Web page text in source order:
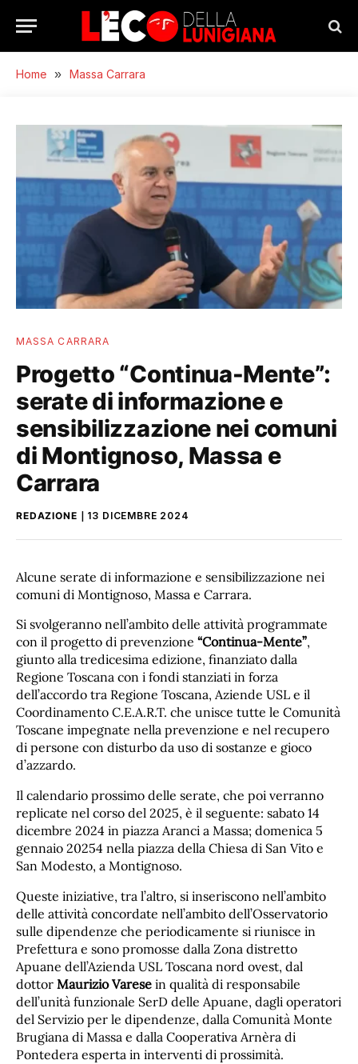
Home » Massa Carrara
MASSA CARRARA
Progetto “Continua-Mente”:
serate di informazione e
sensibilizzazione nei comuni
di Montignoso, Massa e
Carrara
REDAZIONE 13 DICEMBRE 2024
Alcune serate di informazione e sensibilizzazione nei
comuni di Montignoso, Massa e Carrara.
Si svolgeranno nell’ambito delle attività programmate
con il progetto di prevenzione “Continua-Mente”,
giunto alla tredicesima edizione, finanziato dalla
Regione Toscana con i fondi stanziati in forza
dell’accordo tra Regione Toscana, Aziende USL e il
Coordinamento C.E.A.R.T. che unisce tutte le Comunità
Toscane impegnate nella prevenzione e nel recupero
di persone con disturbo da uso di sostanze e gioco
d’azzardo.
Il calendario prossimo delle serate, che poi verranno
replicate nel corso del 2025, è il seguente: sabato 14
dicembre 2024 in piazza Aranci a Massa; domenica 5
gennaio 20254 nella piazza della Chiesa di San Vito e
San Modesto, a Montignoso.
Queste iniziative, tra l’altro, si inseriscono nell’ambito
delle attività concordate nell’ambito dell’Osservatorio
sulle dipendenze che periodicamente si riunisce in
Prefettura e sono promosse dalla Zona distretto
Apuane dell’Azienda USL Toscana nord ovest, dal
dottor Maurizio Varese in qualità di responsabile
dell’unità funzionale SerD delle Apuane, dagli operatori
del Servizio per le dipendenze, dalla Comunità Monte
Brugiana di Massa e dalla Cooperativa Arnèra di
Pontedera esperta in interventi di prossimità.